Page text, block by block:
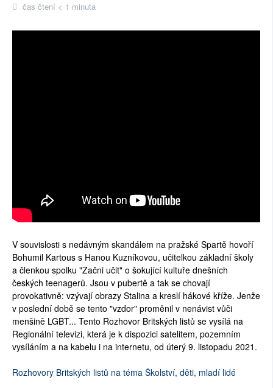
čas čtení < 1 minuta
V souvislosti s nedávným skandálem na pražské Spartě hovoří
Bohumil Kartous s Hanou Kuzníkovou, učitelkou základní školy
a členkou spolku "Začni učit" o šokující kultuře dnešních
českých teenagerů. Jsou v pubertě a tak se chovají
provokativně: vzývají obrazy Stalina a kreslí hákové kříže. Jenže
v poslední době se tento "vzdor" proměnil v nenávist vůči
menšině LGBT... Tento Rozhovor Britských listů se vysílá na
Regionální televizi, která je k dispozici satelitem, pozemním
vysíláním a na kabelu i na internetu, od úterý 9. listopadu 2021.
Rozhovory Britských listů na téma Školství, děti, mladí lidé